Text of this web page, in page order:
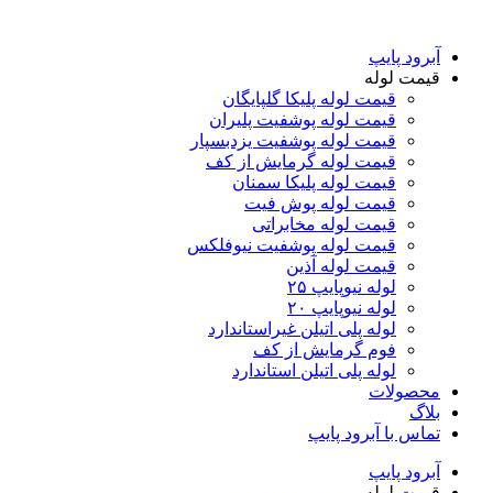
آبرود پایپ
قیمت لوله
قیمت لوله پلیکا گلپایگان
قیمت لوله پوشفیت پلیران
قیمت لوله پوشفیت یزدبسپار
قیمت لوله گرمایش از کف
قیمت لوله پلیکا سمنان
قیمت لوله پوش فیت
قیمت لوله مخابراتی
قیمت لوله پوشفیت نیوفلکس
قیمت لوله آذین
لوله نیوپایپ ۲۵
لوله نیوپایپ ۲۰
لوله پلی اتیلن غیراستاندارد
فوم گرمایش از کف
لوله پلی اتیلن استاندارد
محصولات
بلاگ
تماس با آبرود پایپ
آبرود پایپ